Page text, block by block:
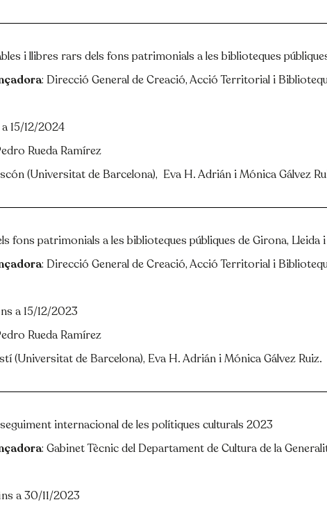
i llibres rars dels fons patrimonials a les biblioteques
: Direcció General de Creació, Acció Territorial i
15/12/2024
Rueda Ramírez
(Universitat de Barcelona), Eva H. Adrián i Mónica Gálvez
fons patrimonials a les biblioteques públiques de Girona, Lleida
: Direcció General de Creació, Acció Territorial i
a 15/12/2023
Rueda Ramírez
(Universitat de Barcelona), Eva H. Adrián i Mónica Gálvez Ruiz.
internacional de les polítiques culturals 2023
: Gabinet Tècnic del Departament de Cultura de la
a 30/11/2023